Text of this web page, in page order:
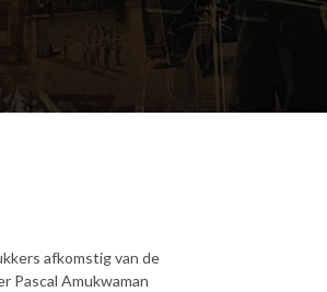
afkomstig van de
Pascal Amukwaman